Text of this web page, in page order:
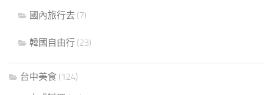
國內旅行去 (7)
韓國自由行 (23)
台中美食 (124)